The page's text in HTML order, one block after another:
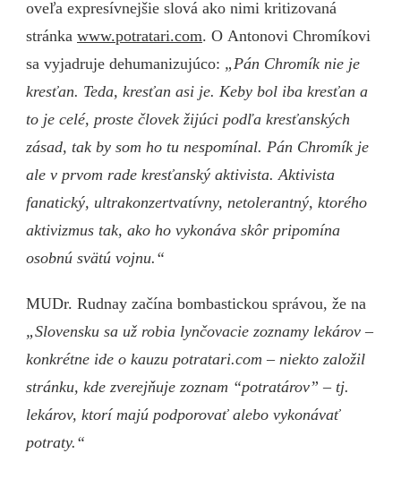
oveľa expresívnejšie slová ako nimi kritizovaná
stránka www.potratari.com. O Antonovi Chromíkovi
sa vyjadruje dehumanizujúco: „Pán Chromík nie je
kresťan. Teda, kresťan asi je. Keby bol iba kresťan a
to je celé, proste človek žijúci podľa kresťanských
zásad, tak by som ho tu nespomínal. Pán Chromík je
ale v prvom rade kresťanský aktivista. Aktivista
fanatický, ultrakonzertvatívny, netolerantný, ktorého
aktivizmus tak, ako ho vykonáva skôr pripomína
osobnú svätú vojnu.“
MUDr. Rudnay začína bombastickou správou, že na
„Slovensku sa už robia lynčovacie zoznamy lekárov –
konkrétne ide o kauzu potratari.com – niekto založil
stránku, kde zverejňuje zoznam “potratárov” – tj.
lekárov, ktorí majú podporovať alebo vykonávať
potraty.“